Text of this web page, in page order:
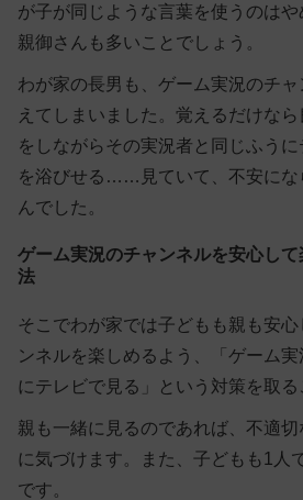
が子が同じような言葉を使うのは
親御さんも多いことでしょう。
わが家の長男も、ゲーム実況のチ
えてしまいました。覚えるだけな
をしながらその実況者と同じふう
を浴びせる……見ていて、不安にな
んでした。
ゲーム実況のチャンネルを安心し
法
そこでわが家では子どもも親も安
ンネルを楽しめるよう、「ゲーム
にテレビで見る」という対策を取る
親も一緒に見るのであれば、不適
に気づけます。また、子どもも1人
です。